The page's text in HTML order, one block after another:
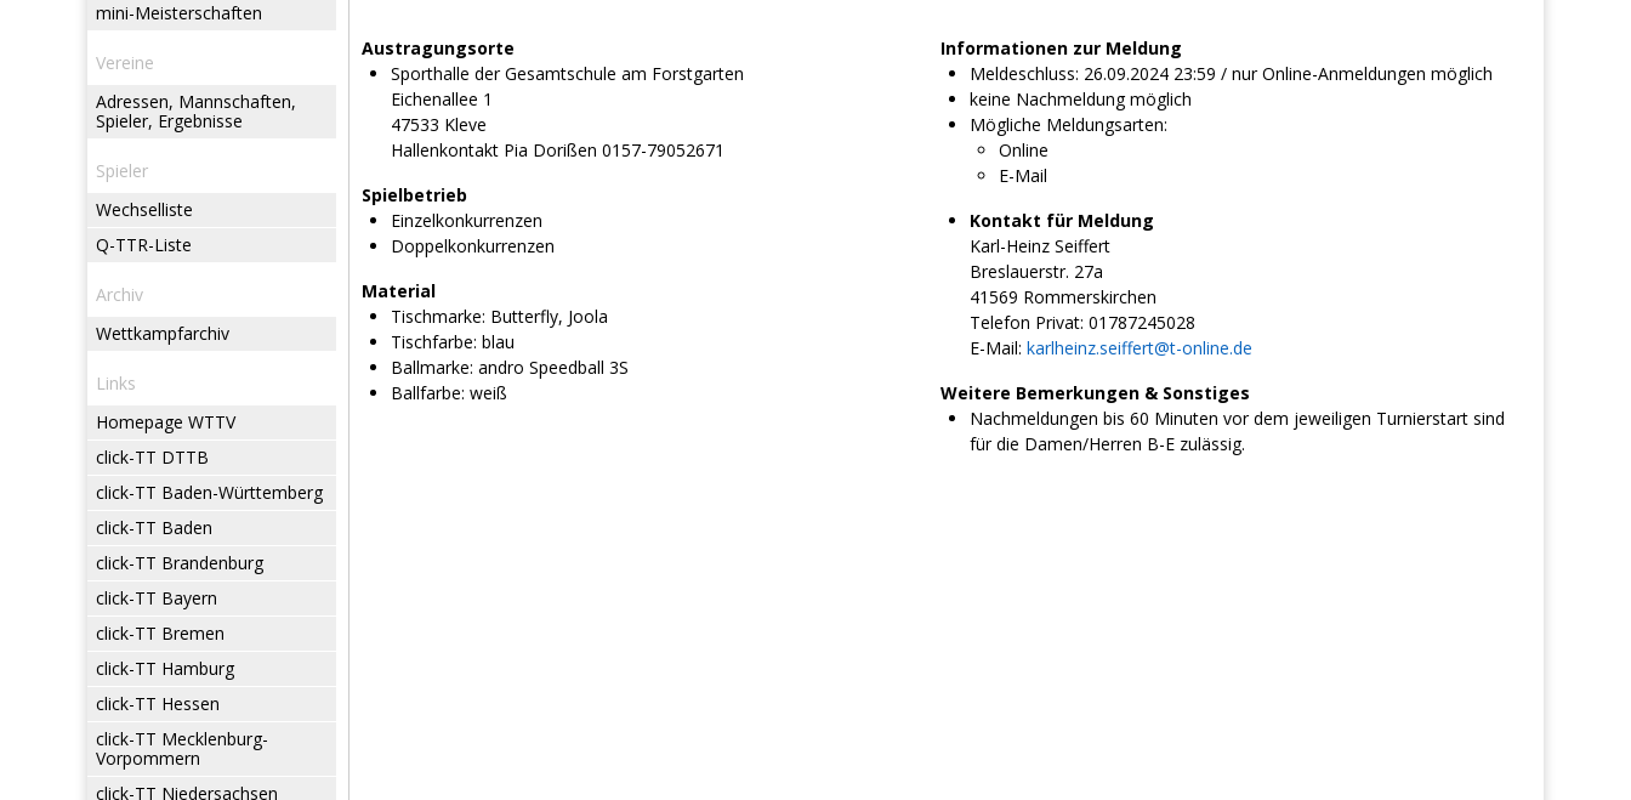
mini-Meisterschaften
Vereine
Adressen, Mannschaften,
Spieler, Ergebnisse
Spieler
Wechselliste
Q-TTR-Liste
Archiv
Wettkampfarchiv
Links
Homepage WTTV
click-TT DTTB
click-TT Baden-Württemberg
click-TT Baden
click-TT Brandenburg
click-TT Bayern
click-TT Bremen
click-TT Hamburg
click-TT Hessen
click-TT Mecklenburg-
Vorpommern
click-TT Niedersachsen
Austragungsorte
Sporthalle der Gesamtschule am Forstgarten
Eichenallee 1
47533 Kleve
Hallenkontakt Pia Dorißen 0157-79052671
Spielbetrieb
Einzelkonkurrenzen
Doppelkonkurrenzen
Material
Tischmarke: Butterfly, Joola
Tischfarbe: blau
Ballmarke: andro Speedball 3S
Ballfarbe: weiß
Informationen zur Meldung
Meldeschluss: 26.09.2024 23:59 / nur Online-Anmeldungen möglich
keine Nachmeldung möglich
Mögliche Meldungsarten:
Online
E-Mail
Kontakt für Meldung
Karl-Heinz Seiffert
Breslauerstr. 27a
41569 Rommerskirchen
Telefon Privat: 01787245028
E-Mail: karlheinz.seiffert@t-online.de
Weitere Bemerkungen & Sonstiges
Nachmeldungen bis 60 Minuten vor dem jeweiligen Turnierstart sind
für die Damen/Herren B-E zulässig.